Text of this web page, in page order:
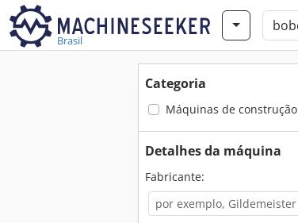
Brasil
Categoria
Máquinas de construção
Detalhes da máquina
Fabricante: